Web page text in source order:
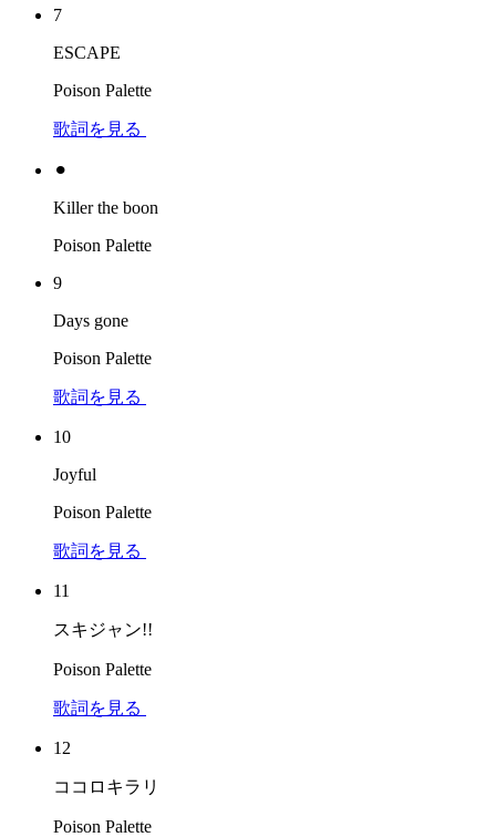
7
ESCAPE
Poison Palette
歌詞を見る
⚫︎
Killer the boon
Poison Palette
9
Days gone
Poison Palette
歌詞を見る
10
Joyful
Poison Palette
歌詞を見る
11
スキジャン!!
Poison Palette
歌詞を見る
12
ココロキラリ
Poison Palette